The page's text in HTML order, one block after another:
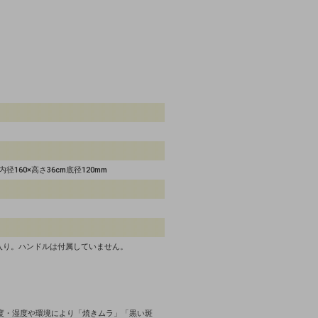
径160×高さ36cm底径120mm
。ハンドルは付属していません。
湿度や環境により「焼きムラ」「黒い斑